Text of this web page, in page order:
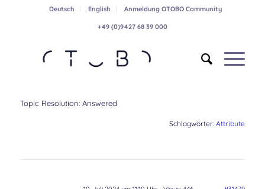
Deutsch English Anmeldung OTOBO Community
+49 (0)9427 68 39 000
Topic Resolution: Answered
Schlagwörter:Attribute